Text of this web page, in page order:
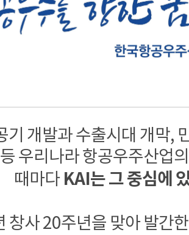
기 개발과 수출시대 개막,
우리나라 항공우주산업
때마다 KAI는 그 중심에
창사 20주년을 맞아 발간